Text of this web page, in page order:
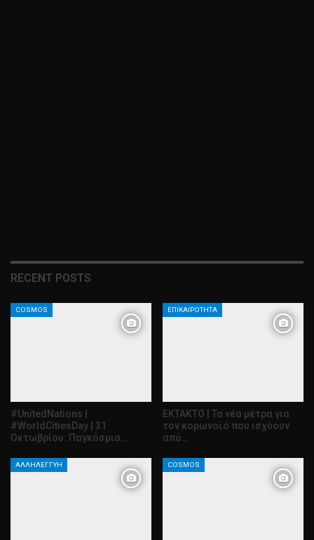
RECENT POSTS
COSMOS
#UnitedNations |
#WorldCitiesDay | 31
Οκτωβρίου: Παγκόσμια…
ΕΠΙΚΑΙΡΌΤΗΤΑ
ΕΚΤΑΚΤΟ | Τα νέα μέτρα για
τον κορωνοϊό που ισχύουν
από…
ΑΛΛΗΛΕΓΓΎΗ COSMOS